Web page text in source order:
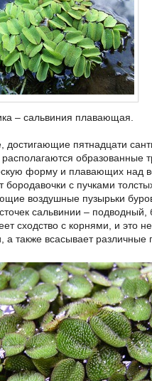
– сальвиния плавающая.
достигающие пятнадцати
располагаются
форму и плавающих над
бородавочки с пучками
воздушные пузырьки
сальвинии –
сходство с корнями, и это
а также всасывает